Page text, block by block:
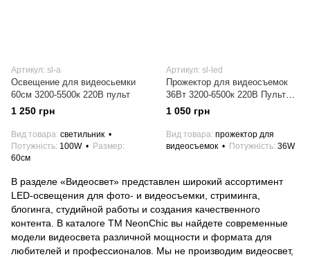
Артикул: sl-a
Освещение для видеосьемки
60см 3200-5500к 220В пульт
1 250 грн
Вид товара светильник
Потужність 100W
Размер
60см
Артикул: sl-led
Прожектор для видеосъемок
36Вт 3200-6500к 220В Пульт
без штатива
1 050 грн
Вид товара прожектор для
видеосъемок
Потужність 36W
В разделе «Видеосвет» представлен широкий ассортимент
LED-освещения для фото- и видеосъемки, стриминга,
блогинга, студийной работы и создания качественного
контента. В каталоге ТМ NeonChic вы найдете современные
модели видеосвета различной мощности и формата для
любителей и профессионалов. Мы не производим видеосвет,